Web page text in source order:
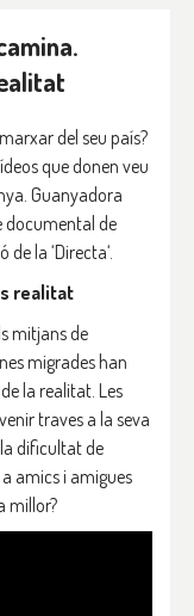
del seu país?
que donen veu
Guanyadora
documental de
de la ‘Directa‘.
realitat
mitjans de
migrades han
la realitat. Les
traves a la seva
dificultat de
amics i amigues
millor?